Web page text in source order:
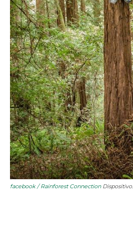
facebook / Rainforest ConnectionDispositivo.